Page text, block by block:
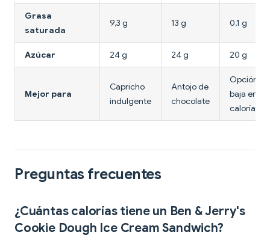
Grasa
saturada
9,3 g 13 g 0,1 g
Azúcar 24 g 24 g 20 g
Mejor para
Capricho
indulgente
Antojo de
chocolate
Opción
baja en
calorías
Preguntas frecuentes
¿Cuántas calorías tiene un Ben & Jerry's
Cookie Dough Ice Cream Sandwich?